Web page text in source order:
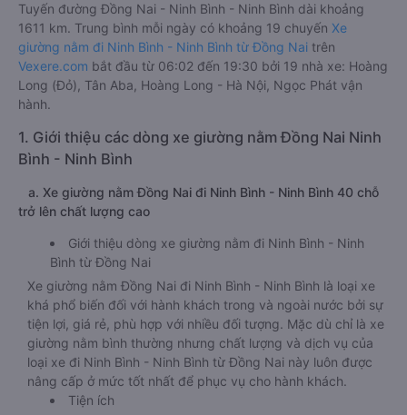
Tuyến đường Đồng Nai - Ninh Bình - Ninh Bình dài khoảng
1611 km. Trung bình mỗi ngày có khoảng 19 chuyến Xe
giường nằm đi Ninh Bình - Ninh Bình từ Đồng Nai trên
Vexere.com bắt đầu từ 06:02 đến 19:30 bởi 19 nhà xe: Hoàng
Long (Đỏ), Tân Aba, Hoàng Long - Hà Nội, Ngọc Phát vận
hành.
1. Giới thiệu các dòng xe giường nằm Đồng Nai Ninh
Bình - Ninh Bình
a. Xe giường nằm Đồng Nai đi Ninh Bình - Ninh Bình 40 chỗ
trở lên chất lượng cao
Giới thiệu dòng xe giường nằm đi Ninh Bình - Ninh
Bình từ Đồng Nai
Xe giường nằm Đồng Nai đi Ninh Bình - Ninh Bình là loại xe
khá phổ biến đối với hành khách trong và ngoài nước bởi sự
tiện lợi, giá rẻ, phù hợp với nhiều đối tượng. Mặc dù chỉ là xe
giường nằm bình thường nhưng chất lượng và dịch vụ của
loại xe đi Ninh Bình - Ninh Bình từ Đồng Nai này luôn được
nâng cấp ở mức tốt nhất để phục vụ cho hành khách.
Tiện ích